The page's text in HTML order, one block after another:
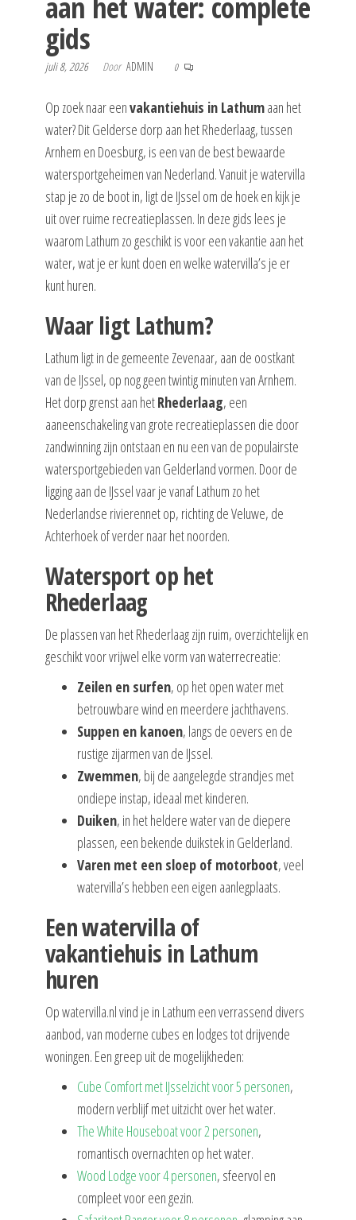
gids
juli 8, 2026 Door ADMIN 0
Op zoek naar eenvakantiehuis in Lathumaan het
water? Dit Gelderse dorp aan het Rhederlaag, tussen
Arnhem en Doesburg, is een van de best bewaarde
watersportgeheimen van Nederland. Vanuit je watervilla
stap je zo de boot in, ligt de IJssel om de hoek en kijk je
uit over ruime recreatieplassen. In deze gids lees je
waarom Lathum zo geschikt is voor een vakantie aan het
water, wat je er kunt doen en welke watervilla’s je er
kunt huren.
Waar ligt Lathum?
Lathum ligt in de gemeente Zevenaar, aan de oostkant
van de IJssel, op nog geen twintig minuten van Arnhem.
Het dorp grenst aan hetRhederlaag, een
aaneenschakeling van grote recreatieplassen die door
zandwinning zijn ontstaan en nu een van de populairste
watersportgebieden van Gelderland vormen. Door de
ligging aan de IJssel vaar je vanaf Lathum zo het
Nederlandse rivierennet op, richting de Veluwe, de
Achterhoek of verder naar het noorden.
Watersport op het
Rhederlaag
De plassen van het Rhederlaag zijn ruim, overzichtelijk en
geschikt voor vrijwel elke vorm van waterrecreatie:
Zeilen en surfen, op het open water met
betrouwbare wind en meerdere jachthavens.
Suppen en kanoen, langs de oevers en de
rustige zijarmen van de IJssel.
Zwemmen, bij de aangelegde strandjes met
ondiepe instap, ideaal met kinderen.
Duiken, in het heldere water van de diepere
plassen, een bekende duikstek in Gelderland.
Varen met een sloep of motorboot, veel
watervilla’s hebben een eigen aanlegplaats.
Een watervilla of
vakantiehuis in Lathum
huren
Op watervilla.nl vind je in Lathum een verrassend divers
aanbod, van moderne cubes en lodges tot drijvende
woningen. Een greep uit de mogelijkheden:
Cube Comfort met IJsselzicht voor 5 personen,
modern verblijf met uitzicht over het water.
The White Houseboat voor 2 personen,
romantisch overnachten op het water.
Wood Lodge voor 4 personen, sfeervol en
compleet voor een gezin.